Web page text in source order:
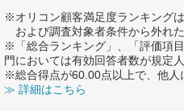
※オリコン顧客満足度ランキング
および調査対象者条件から外れ
※「総合ランキング」、「評価項
門においては有効回答者数が規定
※総合得点が60.00点以上で、他人
≫ 詳細はこちら